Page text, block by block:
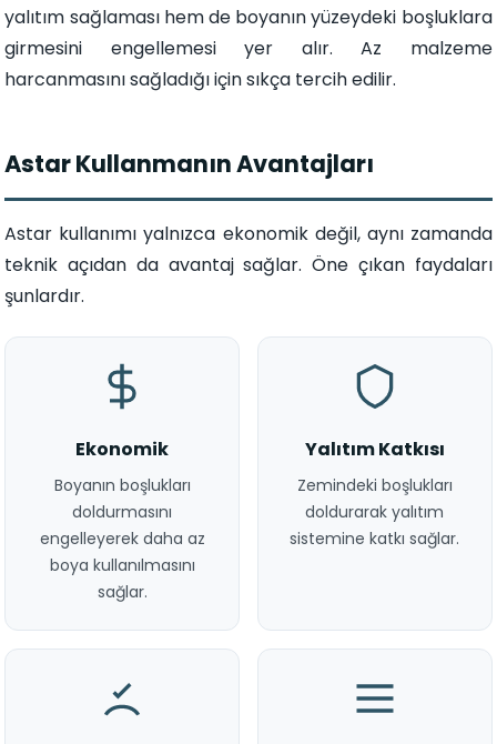
yalıtım sağlaması hem de boyanın yüzeydeki boşluklara
girmesini engellemesi yer alır. Az malzeme
harcanmasını sağladığı için sıkça tercih edilir.
Astar Kullanmanın Avantajları
Astar kullanımı yalnızca ekonomik değil, aynı zamanda
teknik açıdan da avantaj sağlar. Öne çıkan faydaları
şunlardır.
Ekonomik
Boyanın boşlukları
doldurmasını
engelleyerek daha az
boya kullanılmasını
sağlar.
Yalıtım Katkısı
Zemindeki boşlukları
doldurarak yalıtım
sistemine katkı sağlar.